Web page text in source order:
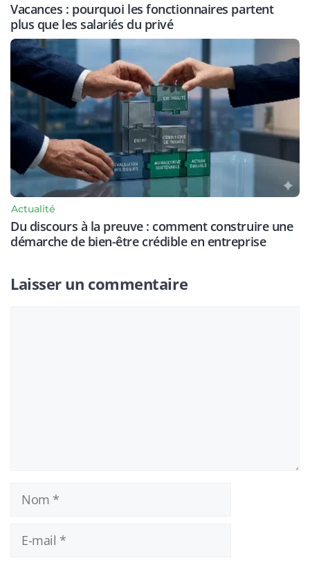
Vacances : pourquoi les fonctionnaires partent
plus que les salariés du privé
Actualité
Du discours à la preuve : comment construire une
démarche de bien-être crédible en entreprise
Laisser un commentaire
mail